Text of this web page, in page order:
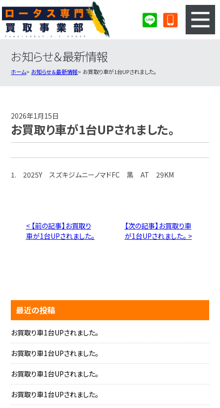
3ステップのカンタン査定
ロータス買取実績
お知らせ＆最新情報
ホーム お知らせ＆最新情報 お買取り車が1台UPされました。
2026年1月15日
お買取り車が1台UPされました。
1. 2025Y スズキジムニーノマドFC 黒 AT 29KM
< 【前の記事】お買取り
車が1台UPされました。
【次の記事】お買取り車
が1台UPされました。 >
最近の投稿
お買取り車1台UPされました。
お買取り車1台UPされました。
お買取り車1台UPされました。
お買取り車1台UPされました。